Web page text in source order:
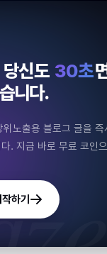
신도 30초
니다.
위노출용 블로그 글을 즉
. 지금 바로 무료 코인
하기